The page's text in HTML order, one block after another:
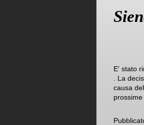
E' stato
. La
causa